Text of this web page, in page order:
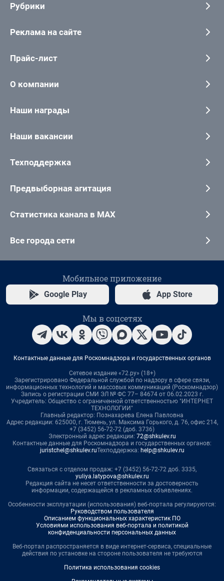
Рубрики
Реклама на сайте
Прайс-лист
О компании
Наши награды
Наши вакансии
Техподдержка
Предвыборная агитация
Статистика канала в MAX
Все города сети
Мобильное приложение
Google Play App Store
Мы в соцсетях
Контактные данные для Роскомнадзора и государственных органов
Сетевое издание «72.ру» (18+)
Зарегистрировано Федеральной службой по надзору в сфере связи,
информационных технологий и массовых коммуникаций (Роскомнадзор)
Запись о регистрации СМИ ЭЛ № ФС 77– 84674 от 06.02.2023 г.
Учредитель: Общество с ограниченной ответственностью "ИНТЕРНЕТ
ТЕХНОЛОГИИ"
Главный редактор: Познахарева Елена Павловна
Адрес редакции: 625000, г. Тюмень, ул. Максима Горького, д. 76, офис 214,
+7 (3452) 56-72-72 (доб. 3736)
Электронный адрес редакции: 72@shkulev.ru
Контактные данные для Роскомнадзора и государственных органов:
juristchel@shkulev.ruТехподдержка: help@shkulev.ru
Связаться с отделом продаж: +7 (3452) 56-72-72 доб. 3335,
yuliya.latypova@shkulev.ru
Редакция сайта не несет ответственности за достоверность
информации, содержащейся в рекламных объявлениях.
Особенности эксплуатации (использования) веб-портала регулируются:
Руководством пользователя
Описанием функциональных характеристик ПО
Условиями использования веб-портала и политикой
конфиденциальности персональных данных
Веб-портал распространяется в виде интернет-сервиса, специальные
действия по установке на стороне пользователя не требуются
Политика использования cookies